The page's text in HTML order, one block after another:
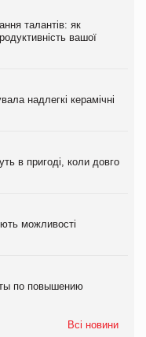
талантів: як
вашої
надлегкі керамічні
в пригоді, коли довго
можливості
по повышению
Всі новини